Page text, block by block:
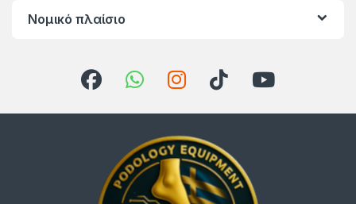
Νομικό πλαίσιο